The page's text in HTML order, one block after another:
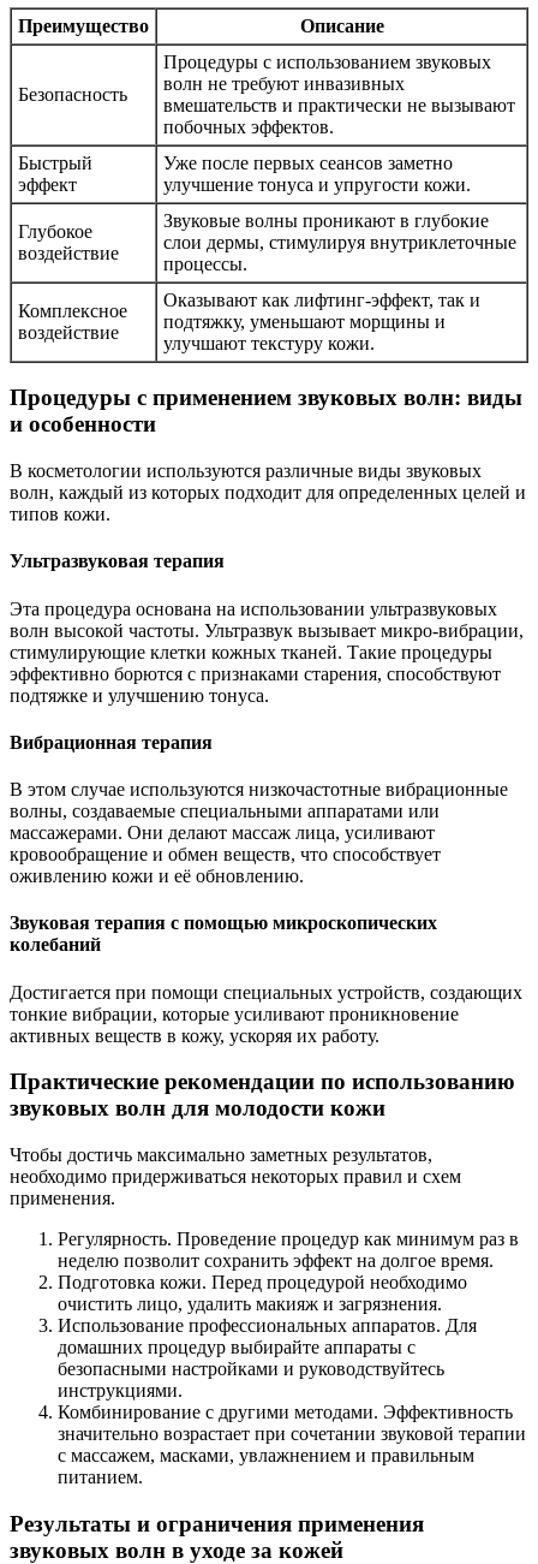
Преимущество Описание
Безопасность
Процедуры с использованием звуковых
волн не требуют инвазивных
вмешательств и практически не вызывают
побочных эффектов.
Быстрый
эффект
Уже после первых сеансов заметно
улучшение тонуса и упругости кожи.
Глубокое
воздействие
Звуковые волны проникают в глубокие
слои дермы, стимулируя внутриклеточные
процессы.
Комплексное
воздействие
Оказывают как лифтинг-эффект, так и
подтяжку, уменьшают морщины и
улучшают текстуру кожи.
Процедуры с применением звуковых волн: виды
и особенности
В косметологии используются различные виды звуковых
волн, каждый из которых подходит для определенных целей и
типов кожи.
Ультразвуковая терапия
Эта процедура основана на использовании ультразвуковых
волн высокой частоты. Ультразвук вызывает микро-вибрации,
стимулирующие клетки кожных тканей. Такие процедуры
эффективно борются с признаками старения, способствуют
подтяжке и улучшению тонуса.
Вибрационная терапия
В этом случае используются низкочастотные вибрационные
волны, создаваемые специальными аппаратами или
массажерами. Они делают массаж лица, усиливают
кровообращение и обмен веществ, что способствует
оживлению кожи и её обновлению.
Звуковая терапия с помощью микроскопических
колебаний
Достигается при помощи специальных устройств, создающих
тонкие вибрации, которые усиливают проникновение
активных веществ в кожу, ускоряя их работу.
Практические рекомендации по использованию
звуковых волн для молодости кожи
Чтобы достичь максимально заметных результатов,
необходимо придерживаться некоторых правил и схем
применения.
Регулярность. Проведение процедур как минимум раз в
неделю позволит сохранить эффект на долгое время.
Подготовка кожи. Перед процедурой необходимо
очистить лицо, удалить макияж и загрязнения.
Использование профессиональных аппаратов. Для
домашних процедур выбирайте аппараты с
безопасными настройками и руководствуйтесь
инструкциями.
Комбинирование с другими методами. Эффективность
значительно возрастает при сочетании звуковой терапии
с массажем, масками, увлажнением и правильным
питанием.
Результаты и ограничения применения
звуковых волн в уходе за кожей